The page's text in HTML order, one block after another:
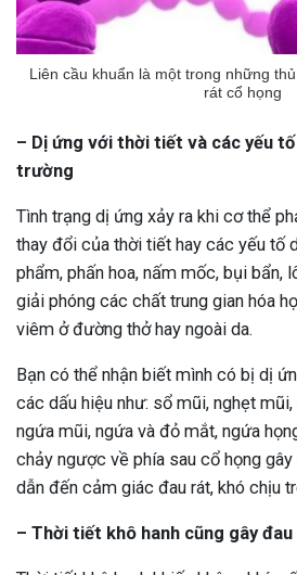
Liên cầu khuẩn là một trong những
rát cổ họng
– Dị ứng với thời tiết và các yếu
trường
Tình trạng dị ứng xảy ra khi cơ thể
thay đổi của thời tiết hay các yếu tố
phẩm, phấn hoa, nấm mốc, bụi bẩn,
giải phóng các chất trung gian hóa
viêm ở đường thở hay ngoài da.
Bạn có thể nhận biết mình có bị dị
các dấu hiệu như: sổ mũi, nghẹt
ngứa mũi, ngứa và đỏ mắt, ngứa
chảy ngược về phía sau cổ họng
dẫn đến cảm giác đau rát, khó chịu
– Thời tiết khô hanh cũng gây